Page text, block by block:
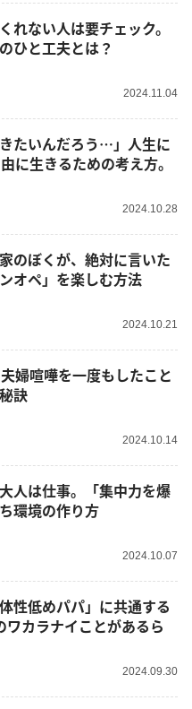
れない人は要チェック。
ひと工夫とは？
2024.11.04
きたいんだろう…」人生に
に生きるための考え方。
2024.10.28
のぼくが、絶対に言いた
オペ」を楽しむ方法
2024.10.21
婦喧嘩を一度もしたこと
訣
2024.10.14
人は仕事。「集中力を爆
環境の作り方
2024.10.07
性低めパパ」に共通する
ワカラナイことがあるら
2024.09.30